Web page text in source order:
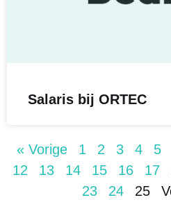
Salaris bij ORTEC
« Vorige 1 2 3 4 5
12
13 14 15 16 17
23
24 25